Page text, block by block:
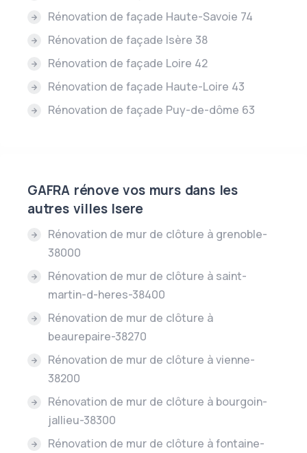
Rénovation de façade Haute-Savoie 74
Rénovation de façade Isère 38
Rénovation de façade Loire 42
Rénovation de façade Haute-Loire 43
Rénovation de façade Puy-de-dôme 63
GAFRA rénove vos murs dans les
autres villes Isere
Rénovation de mur de clôture à grenoble-
38000
Rénovation de mur de clôture à saint-
martin-d-heres-38400
Rénovation de mur de clôture à
beaurepaire-38270
Rénovation de mur de clôture à vienne-
38200
Rénovation de mur de clôture à bourgoin-
jallieu-38300
Rénovation de mur de clôture à fontaine-